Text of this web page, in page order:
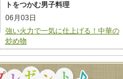
トをつかむ男子料理
06月03日
強い火力で一気に仕上げる！中華の
炒め物